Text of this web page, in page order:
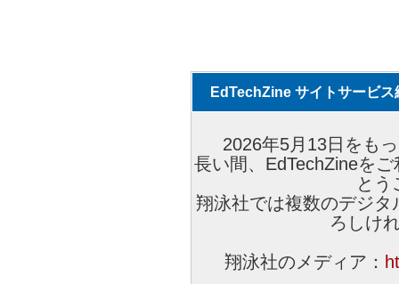
EdTechZine サイトサービス
2026年5月13日をも
長い間、EdTechZineを
とう
翔泳社では複数のデジ
ろしけ
翔泳社のメディア：